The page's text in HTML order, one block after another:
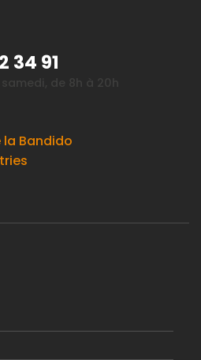
34 91
samedi, de 8h à 20h
la Bandido